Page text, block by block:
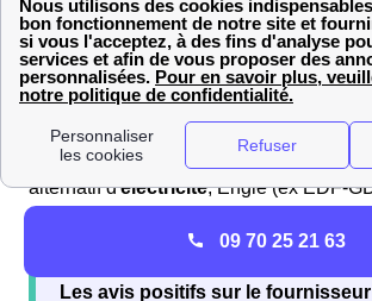
Quels sont les avis sur Engie (ex
En tant que fournisseur historique de
alternatif d'électricité, Engie (ex EDF-
Les avis positifs sur le
09 70 25 21 63